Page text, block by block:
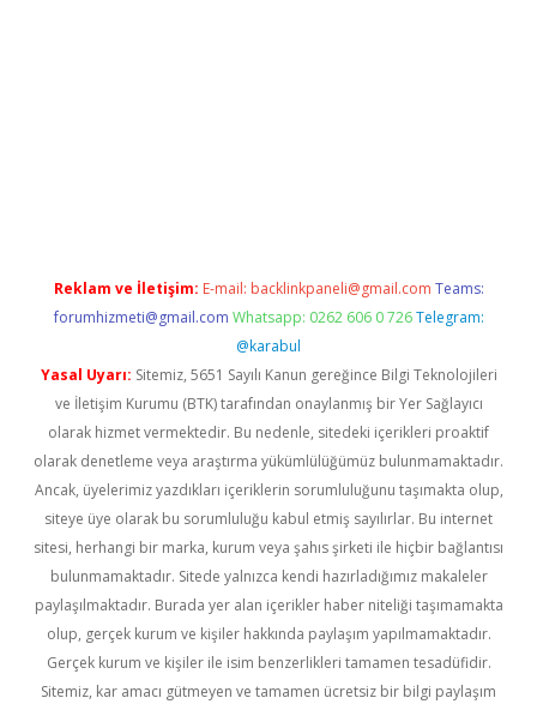
Reklam ve İletişim: E-mail: backlinkpaneli@gmail.com Teams:
forumhizmeti@gmail.com Whatsapp: 0262 606 0 726 Telegram:
@karabul
Yasal Uyarı: Sitemiz, 5651 Sayılı Kanun gereğince Bilgi Teknolojileri
ve İletişim Kurumu (BTK) tarafından onaylanmış bir Yer Sağlayıcı
olarak hizmet vermektedir. Bu nedenle, sitedeki içerikleri proaktif
olarak denetleme veya araştırma yükümlülüğümüz bulunmamaktadır.
Ancak, üyelerimiz yazdıkları içeriklerin sorumluluğunu taşımakta olup,
siteye üye olarak bu sorumluluğu kabul etmiş sayılırlar. Bu internet
sitesi, herhangi bir marka, kurum veya şahıs şirketi ile hiçbir bağlantısı
bulunmamaktadır. Sitede yalnızca kendi hazırladığımız makaleler
paylaşılmaktadır. Burada yer alan içerikler haber niteliği taşımamakta
olup, gerçek kurum ve kişiler hakkında paylaşım yapılmamaktadır.
Gerçek kurum ve kişiler ile isim benzerlikleri tamamen tesadüfidir.
Sitemiz, kar amacı gütmeyen ve tamamen ücretsiz bir bilgi paylaşım